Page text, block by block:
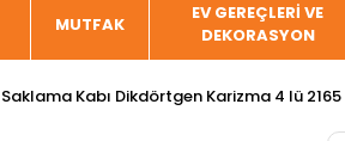
MUTFAK
EV GEREÇLERİ VE
DEKORASYON
Saklama Kabı Dikdörtgen Karizma 4 lü 2165